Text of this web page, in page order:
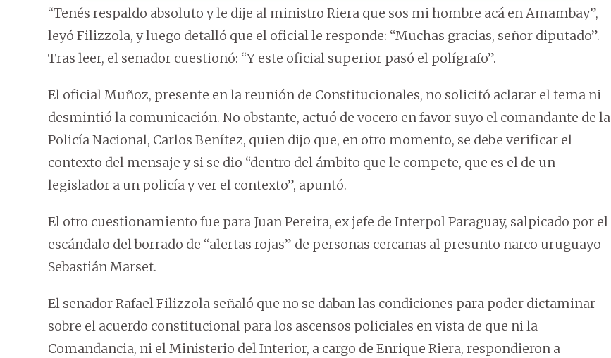
“Tenés respaldo absoluto y le dije al ministro Riera que sos mi hombre acá en Amambay”,
leyó Filizzola, y luego detalló que el oficial le responde: “Muchas gracias, señor diputado”.
Tras leer, el senador cuestionó: “Y este oficial superior pasó el polígrafo”.
El oficial Muñoz, presente en la reunión de Constitucionales, no solicitó aclarar el tema ni
desmintió la comunicación. No obstante, actuó de vocero en favor suyo el comandante de la
Policía Nacional, Carlos Benítez, quien dijo que, en otro momento, se debe verificar el
contexto del mensaje y si se dio “dentro del ámbito que le compete, que es el de un
legislador a un policía y ver el contexto”, apuntó.
El otro cuestionamiento fue para Juan Pereira, ex jefe de Interpol Paraguay, salpicado por el
escándalo del borrado de “alertas rojas” de personas cercanas al presunto narco uruguayo
Sebastián Marset.
El senador Rafael Filizzola señaló que no se daban las condiciones para poder dictaminar
sobre el acuerdo constitucional para los ascensos policiales en vista de que ni la
Comandancia, ni el Ministerio del Interior, a cargo de Enrique Riera, respondieron a